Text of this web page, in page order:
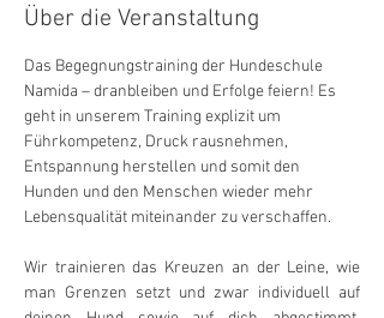
Über die Veranstaltung
Das Begegnungstraining der Hundeschule
Namida – dranbleiben und Erfolge feiern! Es
geht in unserem Training explizit um
Führkompetenz, Druck rausnehmen,
Entspannung herstellen und somit den
Hunden und den Menschen wieder mehr
Lebensqualität miteinander zu verschaffen.
Wir trainieren das Kreuzen an der Leine, wie
man Grenzen setzt und zwar individuell auf